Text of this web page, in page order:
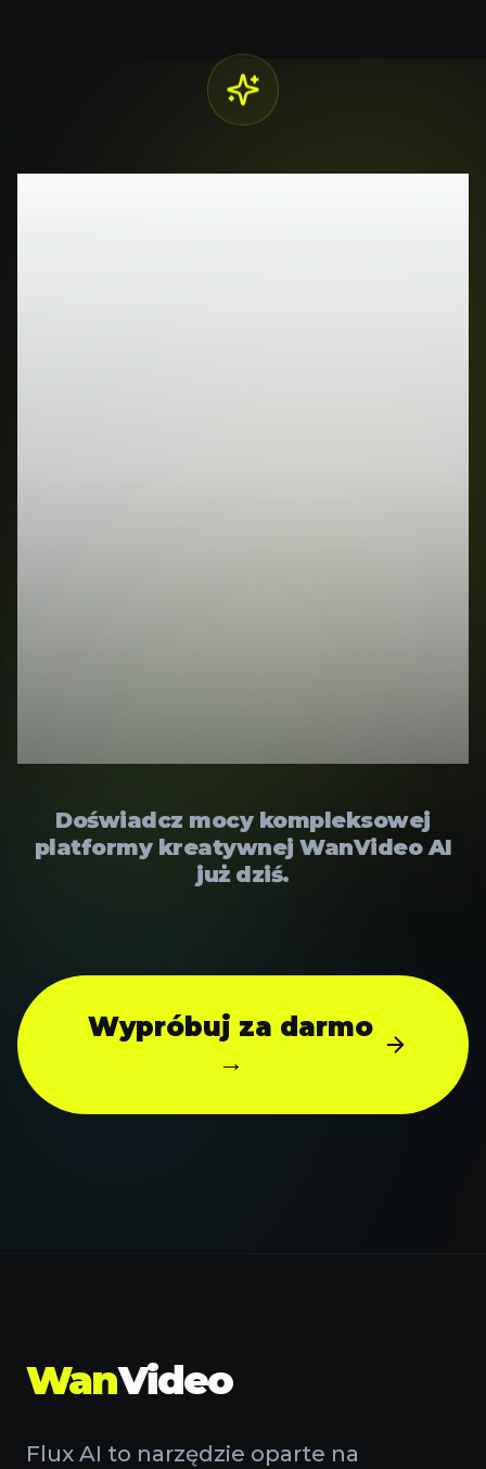
Doświadcz mocy kompleksowej
platformy kreatywnej WanVideo AI
już dziś.
Wypróbuj za darmo
→
WanVideo
Flux AI to narzędzie oparte na